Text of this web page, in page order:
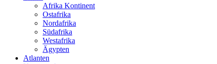
Afrika Kontinent
Ostafrika
Nordafrika
Südafrika
Westafrika
Ägypten
Atlanten